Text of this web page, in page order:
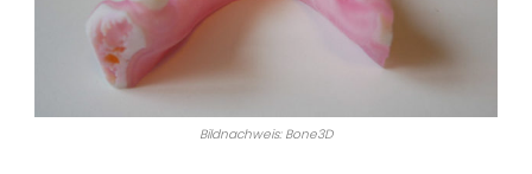
Bildnachweis: Bone3D